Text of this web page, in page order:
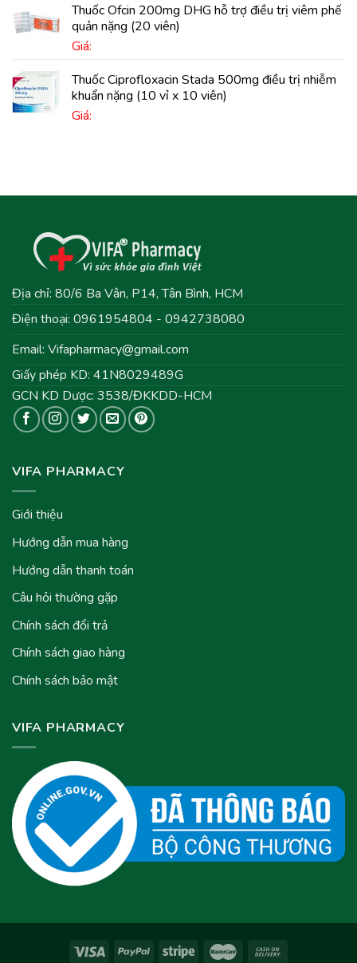
Thuốc Ofcin 200mg DHG hỗ trợ điều trị viêm phế
quản nặng (20 viên)
Giá:
Thuốc Ciprofloxacin Stada 500mg điều trị nhiễm
khuẩn nặng (10 vỉ x 10 viên)
Giá:
Địa chỉ: 80/6 Ba Vân, P14, Tân Bình, HCM
Điện thoại: 0961954804 - 0942738080
Email: Vifapharmacy@gmail.com
Giấy phép KD: 41N8029489G
GCN KD Dược: 3538/ĐKKDD-HCM
VIFA PHARMACY
Giới thiệu
Hướng dẫn mua hàng
Hướng dẫn thanh toán
Câu hỏi thường gặp
Chính sách đổi trả
Chính sách giao hàng
Chính sách bảo mật
VIFA PHARMACY